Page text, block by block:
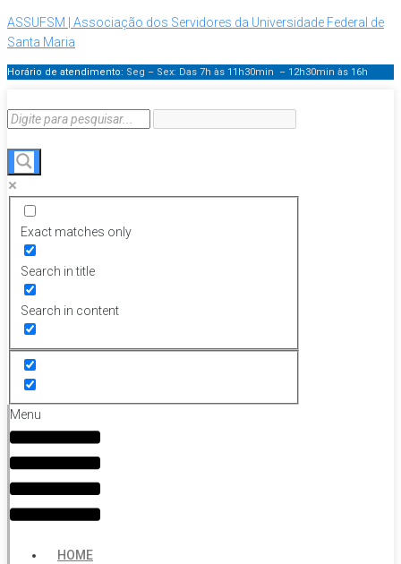
ASSUFSM | Associação dos Servidores da Universidade Federal de
Santa Maria
Horário de atendimento: Seg – Sex: Das 7h às 11h30min – 12h30min às 16h
Exact matches only
Search in title
Search in content
Menu
HOME